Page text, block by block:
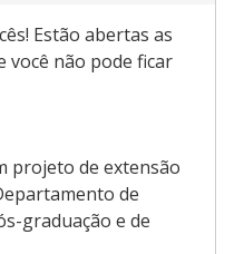
Estão abertas as
você não pode ficar
projeto de extensão
de
graduação e de